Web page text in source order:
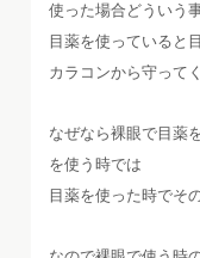
使った場合どういう
目薬を使っていると
カラコンから守って
なぜなら裸眼で目薬
を使う時では
目薬を使った時でそ